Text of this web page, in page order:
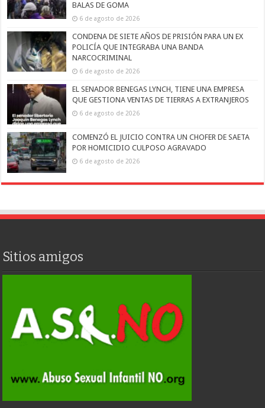
BALAS DE GOMA
6 de agosto de 2026
CONDENA DE SIETE AÑOS DE PRISIÓN PARA UN EX
POLICÍA QUE INTEGRABA UNA BANDA
NARCOCRIMINAL
6 de agosto de 2026
EL SENADOR BENEGAS LYNCH, TIENE UNA EMPRESA
QUE GESTIONA VENTAS DE TIERRAS A EXTRANJEROS
6 de agosto de 2026
COMENZÓ EL JUICIO CONTRA UN CHOFER DE SAETA
POR HOMICIDIO CULPOSO AGRAVADO
6 de agosto de 2026
Sitios amigos